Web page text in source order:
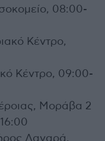
08:00-
Κέντρο,
Κέντρο, 09:00-
Μοράβα 2
Λαναρά,